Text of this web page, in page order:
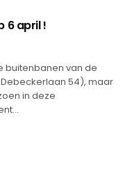
6 april !
buitenbanen van de
54), maar
in deze